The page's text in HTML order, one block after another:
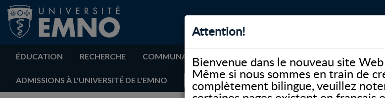
Attention!
Bienvenue dans le nouveau site
Même si nous sommes en train de
complètement bilingue, veuillez
ÉDUCATION RECHERCHE COMMUNAUTÉ BIBLIOTHÈQUE FACULTÉ
ADMISSIONS À L'UNIVERSITÉ DE L'EMNO